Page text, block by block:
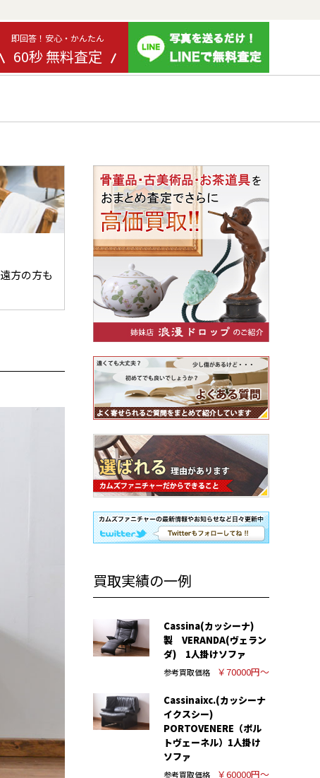
即回答！安心・かんたん
60秒 無料査定
方の方も
買取実績の一例
Cassina(カッシーナ)
製 VERANDA(ヴェラン
ダ) 1人掛けソファ
参考買取価格 ￥70000円～
Cassinaixc.(カッシーナ
イクスシー)
PORTOVENERE（ポル
トヴェーネル）1人掛け
ソファ
参考買取価格 ￥60000円～